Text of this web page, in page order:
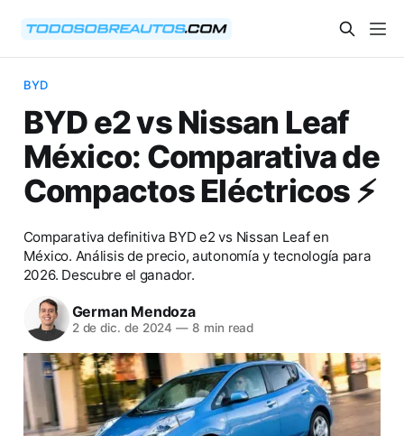
BYD
BYD e2 vs Nissan Leaf
México: Comparativa de
Compactos Eléctricos ⚡️
Comparativa definitiva BYD e2 vs Nissan Leaf en
México. Análisis de precio, autonomía y tecnología para
2026. Descubre el ganador.
German Mendoza
2 de dic. de 2024 — 8 min read